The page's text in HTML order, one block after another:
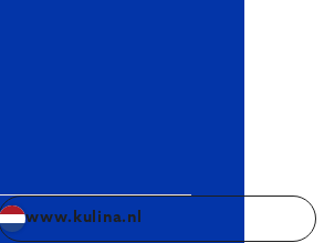
www.kulina.nl